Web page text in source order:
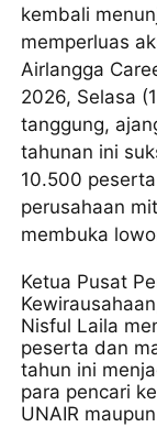
kembali
memperluas
Airlangga
2026, Selasa
tanggung,
tahunan ini
10.500
perusahaan
membuka
Ketua Pusat
Nisful Laila
peserta dan
tahun ini
para pencari
UNAIR